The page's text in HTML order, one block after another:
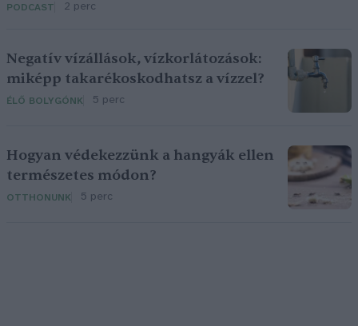
PODCAST 2 perc
Negatív vízállások, vízkorlátozások:
miképp takarékoskodhatsz a vízzel?
ÉLŐ BOLYGÓNK 5 perc
Hogyan védekezzünk a hangyák ellen
természetes módon?
OTTHONUNK 5 perc